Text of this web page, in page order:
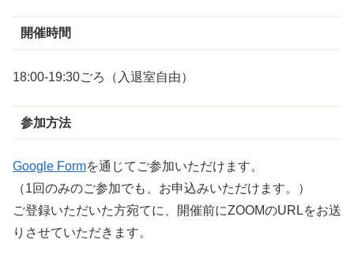
開催時間
18:00-19:30ごろ（入退室自由）
参加方法
Google Formを通じてご参加いただけます。
（1回のみのご参加でも、お申込みいただけます。）
ご登録いただいた方宛てに、開催前にZOOMのURLをお送
りさせていただきます。